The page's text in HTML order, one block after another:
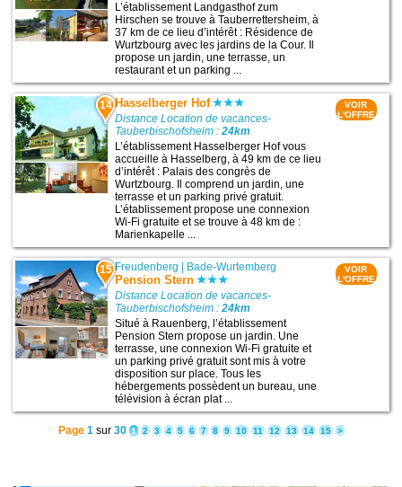
L’établissement Landgasthof zum
Hirschen se trouve à Tauberrettersheim, à
37 km de ce lieu d’intérêt : Résidence de
Wurtzbourg avec les jardins de la Cour. Il
propose un jardin, une terrasse, un
restaurant et un parking ...
14 Hasselberger Hof
Distance Location de vacances-
Tauberbischofsheim :24km
L’établissement Hasselberger Hof vous
accueille à Hasselberg, à 49 km de ce lieu
d’intérêt : Palais des congrès de
Wurtzbourg. Il comprend un jardin, une
terrasse et un parking privé gratuit.
L’établissement propose une connexion
Wi-Fi gratuite et se trouve à 48 km de :
Marienkapelle ...
VOIR
L'OFFRE
15 Freudenberg Bade-Wurtemberg
Pension Stern
Distance Location de vacances-
Tauberbischofsheim :24km
Situé à Rauenberg, l’établissement
Pension Stern propose un jardin. Une
terrasse, une connexion Wi-Fi gratuite et
un parking privé gratuit sont mis à votre
disposition sur place. Tous les
hébergements possèdent un bureau, une
télévision à écran plat ...
VOIR
L'OFFRE
Page 1sur 30 1 2 3 4 5 6 7 8 9 10 11 12 13 14 15 >